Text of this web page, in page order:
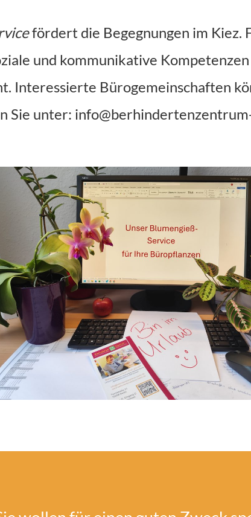
fördert die Begegnungen im Kiez.
und kommunikative
Interessierte Bürogemeinschaften
Sie unter: